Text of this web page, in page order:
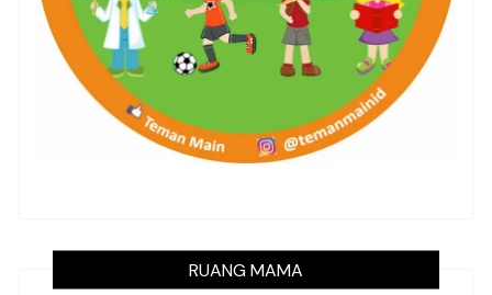
RUANG MAMA